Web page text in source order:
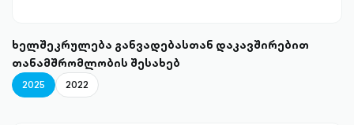
ხელშეკრულება განვადებასთან დაკავშირებით
თანამშრომლობის შესახებ
2025 2022